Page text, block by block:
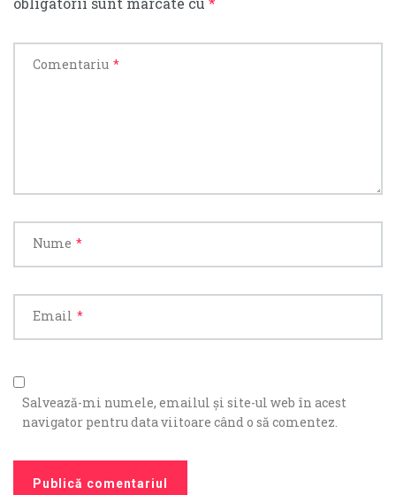
Comentariu *
Nume *
Email *
Salvează-mi numele, emailul și site-ul web în acest
navigator pentru data viitoare când o să comentez.